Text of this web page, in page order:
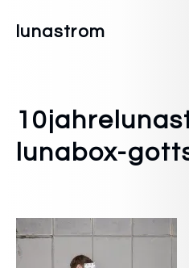
lunastrom
lunabox-